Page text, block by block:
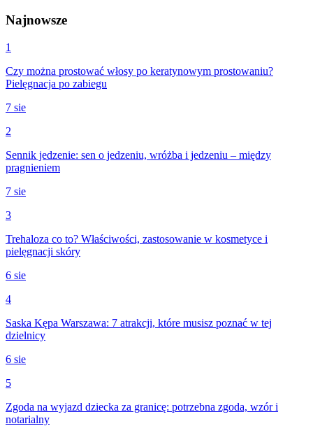
Najnowsze
1
Czy można prostować włosy po keratynowym prostowaniu?
Pielęgnacja po zabiegu
7 sie
2
Sennik jedzenie: sen o jedzeniu, wróżba i jedzeniu – między
pragnieniem
7 sie
3
Trehaloza co to? Właściwości, zastosowanie w kosmetyce i
pielęgnacji skóry
6 sie
4
Saska Kępa Warszawa: 7 atrakcji, które musisz poznać w tej
dzielnicy
6 sie
5
Zgoda na wyjazd dziecka za granicę: potrzebna zgoda, wzór i
notarialny